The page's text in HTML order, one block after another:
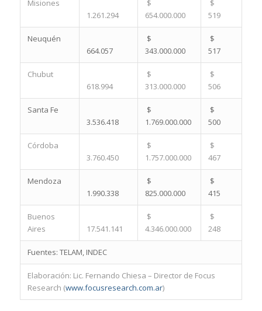
Misiones
1.261.294
$
654.000.000
$
519
Neuquén
664.057
$
343.000.000
$
517
Chubut
618.994
$
313.000.000
$
506
Santa Fe
3.536.418
$
1.769.000.000
$
500
Córdoba
3.760.450
$
1.757.000.000
$
467
Mendoza
1.990.338
$
825.000.000
$
415
Buenos
Aires
17.541.141
$
4.346.000.000
$
248
Fuentes: TELAM, INDEC
Elaboración: Lic. Fernando Chiesa – Director de Focus
Research (www.focusresearch.com.ar)